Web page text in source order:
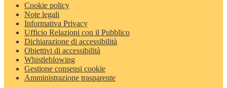
Cookie policy
Note legali
Informativa Privacy
Ufficio Relazioni con il Pubblico
Dichiarazione di accessibilità
Obiettivi di accessibilità
Whistleblowing
Gestione consensi cookie
Amministrazione trasparente